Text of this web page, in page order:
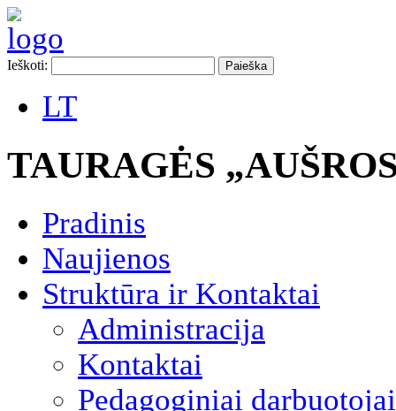
Ieškoti:
LT
TAURAGĖS
Pradinis
Naujienos
Struktūra ir Kontaktai
Administracija
Kontaktai
Pedagoginiai darbuotojai